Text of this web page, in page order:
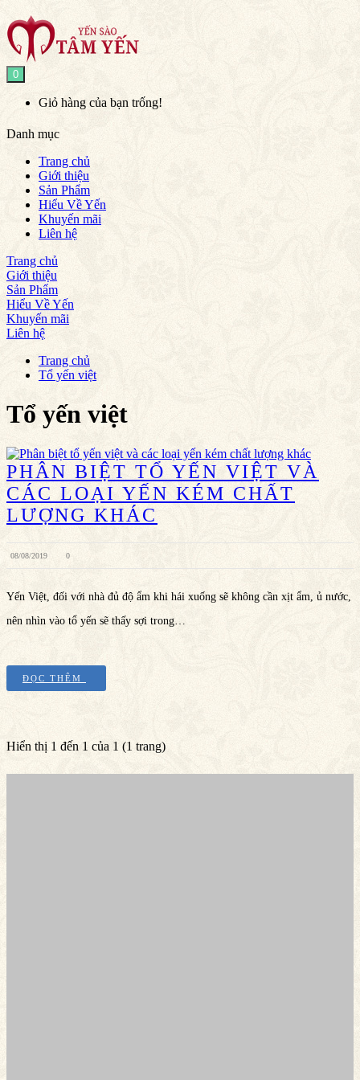
0
Giỏ hàng của bạn trống!
Danh mục
Trang chủ
Giới thiệu
Sản Phẩm
Hiểu Về Yến
Khuyến mãi
Liên hệ
Trang chủ
Giới thiệu
Sản Phẩm
Hiểu Về Yến
Khuyến mãi
Liên hệ
Trang chủ
Tổ yến việt
Tổ yến việt
PHÂN BIỆT TỔ YẾN VIỆT VÀ
CÁC LOẠI YẾN KÉM CHẤT
LƯỢNG KHÁC
08/08/2019 0
Yến Việt, đối với nhà đủ độ ẩm khi hái xuống sẽ không cần xịt ẩm, ủ nước,
nên nhìn vào tổ yến sẽ thấy sợi trong…
ĐỌC THÊM
Hiển thị 1 đến 1 của 1 (1 trang)